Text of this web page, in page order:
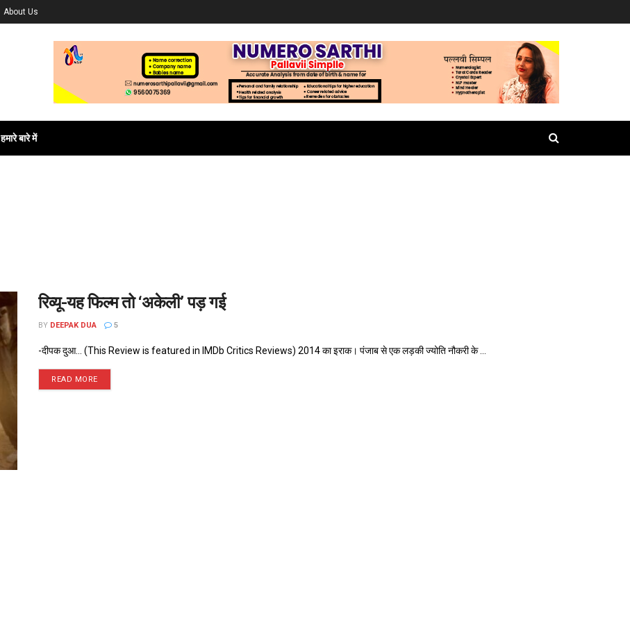
About Us
हमारे बारे में
रिव्यू-यह फिल्म तो ‘अकेली’ पड़ गई
BY DEEPAK DUA 5
-दीपक दुआ... (This Review is featured in IMDb Critics Reviews) 2014 का इराक। पंजाब से एक लड़की ज्योति नौकरी के ...
READ MORE